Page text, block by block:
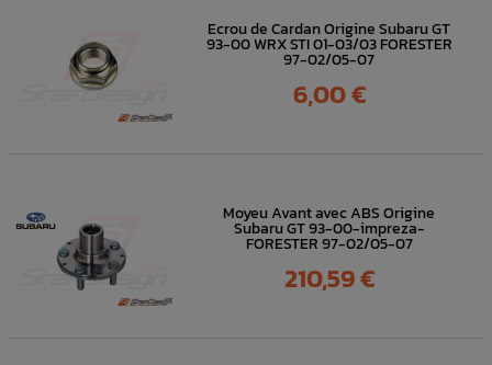
Ecrou de Cardan Origine Subaru GT
93-00 WRX STI 01-03/03 FORESTER
97-02/05-07
Prix
6,00 €
Moyeu Avant avec ABS Origine
Subaru GT 93-00-impreza-
FORESTER 97-02/05-07
Prix
210,59 €